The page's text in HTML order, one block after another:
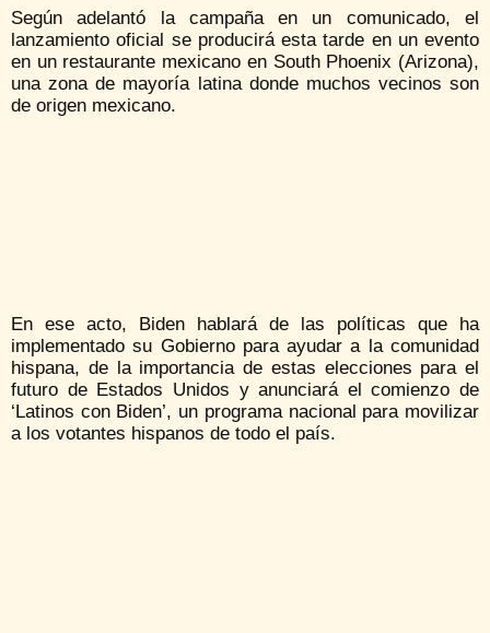
Según adelantó la campaña en un comunicado, el
lanzamiento oficial se producirá esta tarde en un evento
en un restaurante mexicano en South Phoenix (Arizona),
una zona de mayoría latina donde muchos vecinos son
de origen mexicano.
En ese acto, Biden hablará de las políticas que ha
implementado su Gobierno para ayudar a la comunidad
hispana, de la importancia de estas elecciones para el
futuro de Estados Unidos y anunciará el comienzo de
‘Latinos con Biden’, un programa nacional para movilizar
a los votantes hispanos de todo el país.